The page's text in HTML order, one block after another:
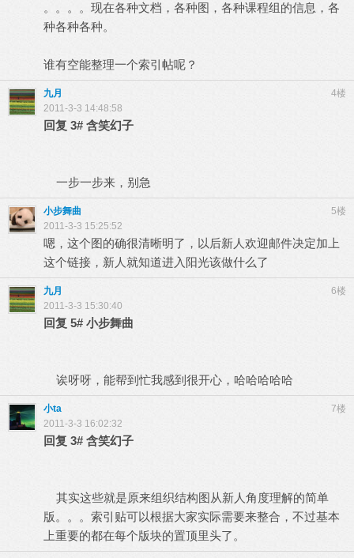
。。。。现在各种文档，各种图，各种课程组的信息，各
种各种各种。
谁有空能整理一个索引帖呢？
4楼
九月
2011-3-3 14:48:58
回复 3# 含笑幻子
一步一步来，别急
5楼
小步舞曲
2011-3-3 15:25:52
嗯，这个图的确很清晰明了，以后新人欢迎邮件决定加上
这个链接，新人就知道进入阳光该做什么了
6楼
九月
2011-3-3 15:30:40
回复 5# 小步舞曲
诶呀呀，能帮到忙我感到很开心，哈哈哈哈哈
7楼
小ta
2011-3-3 16:02:32
回复 3# 含笑幻子
其实这些就是原来组织结构图从新人角度理解的简单
版。。。索引贴可以根据大家实际需要来整合，不过基本
上重要的都在每个版块的置顶里头了。